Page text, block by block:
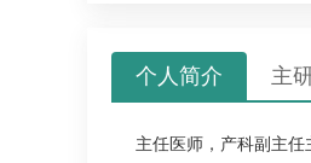
个人简介 主
主任医师，产科副主